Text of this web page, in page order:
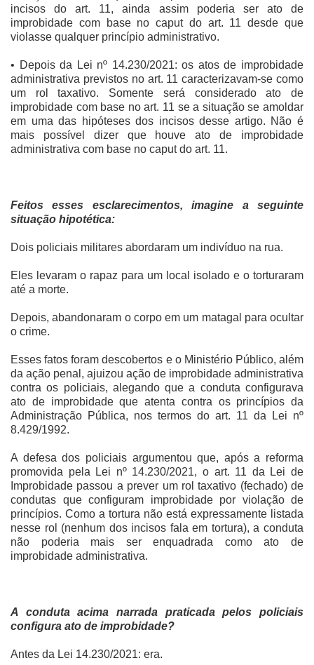
incisos do art. 11, ainda assim poderia ser ato de
improbidade com base no caput do art. 11 desde que
violasse qualquer princípio administrativo.
• Depois da Lei nº 14.230/2021: os atos de improbidade
administrativa previstos no art. 11 caracterizavam-se como
um rol taxativo. Somente será considerado ato de
improbidade com base no art. 11 se a situação se amoldar
em uma das hipóteses dos incisos desse artigo. Não é
mais possível dizer que houve ato de improbidade
administrativa com base no caput do art. 11.
Feitos esses esclarecimentos, imagine a seguinte
situação hipotética:
Dois policiais militares abordaram um indivíduo na rua.
Eles levaram o rapaz para um local isolado e o torturaram
até a morte.
Depois, abandonaram o corpo em um matagal para ocultar
o crime.
Esses fatos foram descobertos e o Ministério Público, além
da ação penal, ajuizou ação de improbidade administrativa
contra os policiais, alegando que a conduta configurava
ato de improbidade que atenta contra os princípios da
Administração Pública, nos termos do art. 11 da Lei nº
8.429/1992.
A defesa dos policiais argumentou que, após a reforma
promovida pela Lei nº 14.230/2021, o art. 11 da Lei de
Improbidade passou a prever um rol taxativo (fechado) de
condutas que configuram improbidade por violação de
princípios. Como a tortura não está expressamente listada
nesse rol (nenhum dos incisos fala em tortura), a conduta
não poderia mais ser enquadrada como ato de
improbidade administrativa.
A conduta acima narrada praticada pelos policiais
configura ato de improbidade?
Antes da Lei 14.230/2021: era.